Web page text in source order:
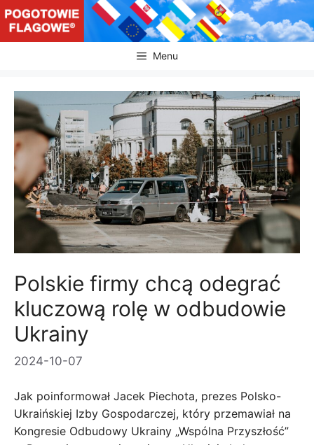
Przejdź
do
treści
Menu
Polskie firmy chcą odegrać
kluczową rolę w odbudowie
Ukrainy
2024-10-07
Jak poinformował Jacek Piechota, prezes Polsko-
Ukraińskiej Izby Gospodarczej, który przemawiał na
Kongresie Odbudowy Ukrainy „Wspólna Przyszłość”